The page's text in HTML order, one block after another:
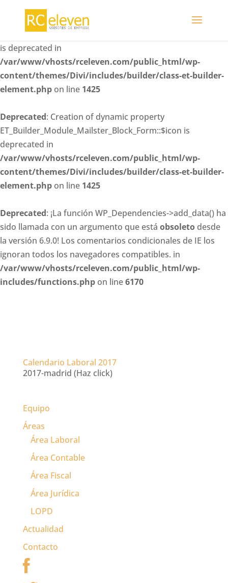
Deprecated : Creation of dynamic property
is deprecated in
/var/www/vhosts/rceleven.com/public_html/wp-
content/themes/Divi/includes/builder/class-et-builder-
element.php on line 1425
Deprecated: Creation of dynamic property
ET_Builder_Module_Mailster_Block_Form::$icon is
deprecated in
/var/www/vhosts/rceleven.com/public_html/wp-
content/themes/Divi/includes/builder/class-et-builder-
element.php on line 1425
Deprecated: ¡La función WP_Dependencies->add_data() ha
sido llamada con un argumento que está obsoleto desde
la versión 6.9.0! Los comentarios condicionales de IE los
ignoran todos los navegadores compatibles. in
/var/www/vhosts/rceleven.com/public_html/wp-
includes/functions.php on line6170
Calendario Laboral 2017
2017-madrid (Haz click)
Equipo
Áreas
Área Laboral
Área Contable
Área Fiscal
Área Jurídica
LOPD
Actualidad
Contacto